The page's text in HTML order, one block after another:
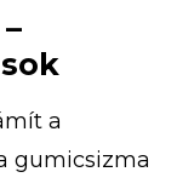
a
gumicsizma